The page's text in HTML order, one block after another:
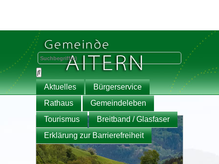
Aktuelles
Bürgerservice
Rathaus
Gemeindeleben
Tourismus
Breitband / Glasfaser
Erklärung zur Barrierefreiheit